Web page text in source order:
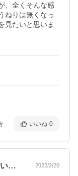
、全くそんな感
ねりは無くなっ
見たいと思いま
いいね 0
いつもこちらのヘアオイルを使っています… 2022/2/20